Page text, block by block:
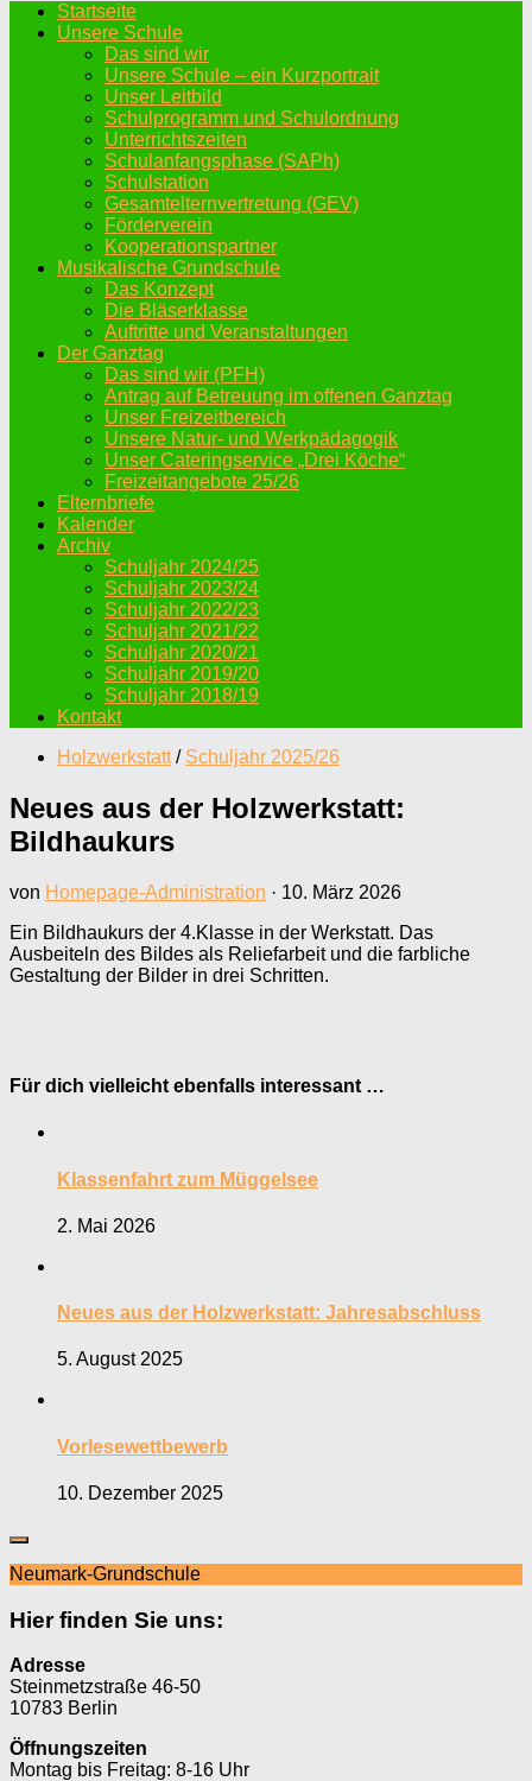
Startseite
Unsere Schule
Das sind wir
Unsere Schule – ein Kurzportrait
Unser Leitbild
Schulprogramm und Schulordnung
Unterrichtszeiten
Schulanfangsphase (SAPh)
Schulstation
Gesamtelternvertretung (GEV)
Förderverein
Kooperationspartner
Musikalische Grundschule
Das Konzept
Die Bläserklasse
Auftritte und Veranstaltungen
Der Ganztag
Das sind wir (PFH)
Antrag auf Betreuung im offenen Ganztag
Unser Freizeitbereich
Unsere Natur- und Werkpädagogik
Unser Cateringservice „Drei Köche“
Freizeitangebote 25/26
Elternbriefe
Kalender
Archiv
Schuljahr 2024/25
Schuljahr 2023/24
Schuljahr 2022/23
Schuljahr 2021/22
Schuljahr 2020/21
Schuljahr 2019/20
Schuljahr 2018/19
Kontakt
Holzwerkstatt / Schuljahr 2025/26
Neues aus der Holzwerkstatt:
Bildhaukurs
von Homepage-Administration · 10. März 2026
Ein Bildhaukurs der 4.Klasse in der Werkstatt. Das
Ausbeiteln des Bildes als Reliefarbeit und die farbliche
Gestaltung der Bilder in drei Schritten.
Für dich vielleicht ebenfalls interessant …
Klassenfahrt zum Müggelsee
2. Mai 2026
Neues aus der Holzwerkstatt: Jahresabschluss
5. August 2025
Vorlesewettbewerb
10. Dezember 2025
Neumark-Grundschule
Hier finden Sie uns:
Adresse
Steinmetzstraße 46-50
10783 Berlin
Öffnungszeiten
Montag bis Freitag: 8-16 Uhr